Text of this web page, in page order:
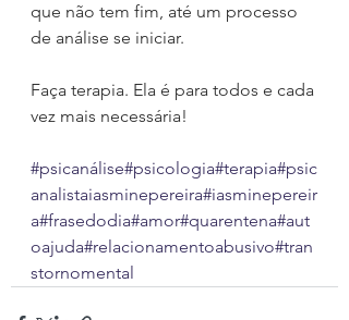
que não tem fim, até um processo
de análise se iniciar.
Faça terapia. Ela é para todos e cada
vez mais necessária!
#psicanálise#psicologia#terapia#psic
analistaiasminepereira#iasminepereir
a#frasedodia#amor#quarentena#aut
oajuda#relacionamentoabusivo#tran
stornomental